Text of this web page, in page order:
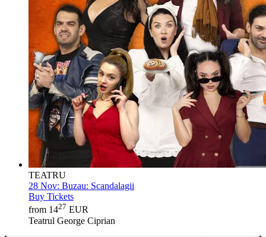
TEATRU
28 Nov: Buzau: Scandalagii
Buy Tickets
from 1427 EUR
Teatrul George Ciprian